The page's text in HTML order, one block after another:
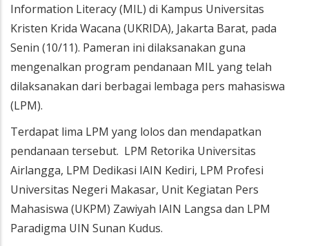
Information Literacy (MIL) di Kampus Universitas
Kristen Krida Wacana (UKRIDA), Jakarta Barat, pada
Senin (10/11). Pameran ini dilaksanakan guna
mengenalkan program pendanaan MIL yang telah
dilaksanakan dari berbagai lembaga pers mahasiswa
(LPM).
Terdapat lima LPM yang lolos dan mendapatkan
pendanaan tersebut. LPM Retorika Universitas
Airlangga, LPM Dedikasi IAIN Kediri, LPM Profesi
Universitas Negeri Makasar, Unit Kegiatan Pers
Mahasiswa (UKPM) Zawiyah IAIN Langsa dan LPM
Paradigma UIN Sunan Kudus.